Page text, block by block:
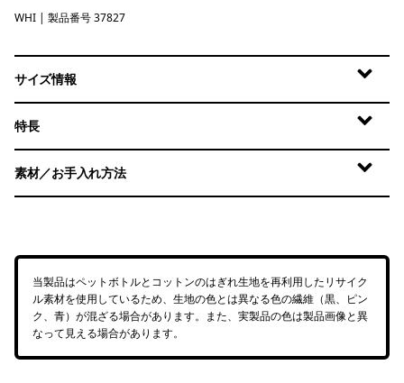
White
WHI | 製品番号 37827
サイズ情報
特長
素材／お手入れ方法
当製品はペットボトルとコットンのはぎれ生地を再利用したリサイク
ル素材を使用しているため、生地の色とは異なる色の繊維（黒、ピン
ク、青）が混ざる場合があります。また、実製品の色は製品画像と異
なって見える場合があります。